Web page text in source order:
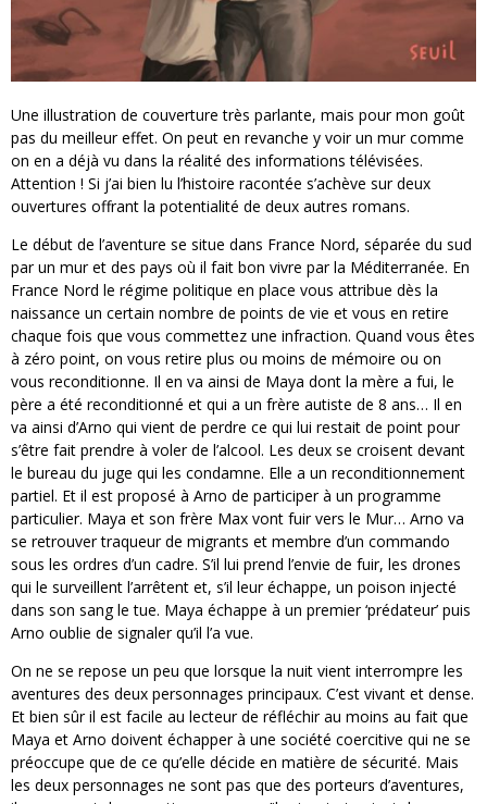
Une illustration de couverture très parlante, mais pour mon goût
pas du meilleur effet. On peut en revanche y voir un mur comme
on en a déjà vu dans la réalité des informations télévisées.
Attention ! Si j’ai bien lu l’histoire racontée s’achève sur deux
ouvertures offrant la potentialité de deux autres romans.
Le début de l’aventure se situe dans France Nord, séparée du sud
par un mur et des pays où il fait bon vivre par la Méditerranée. En
France Nord le régime politique en place vous attribue dès la
naissance un certain nombre de points de vie et vous en retire
chaque fois que vous commettez une infraction. Quand vous êtes
à zéro point, on vous retire plus ou moins de mémoire ou on
vous reconditionne. Il en va ainsi de Maya dont la mère a fui, le
père a été reconditionné et qui a un frère autiste de 8 ans… Il en
va ainsi d’Arno qui vient de perdre ce qui lui restait de point pour
s’être fait prendre à voler de l’alcool. Les deux se croisent devant
le bureau du juge qui les condamne. Elle a un reconditionnement
partiel. Et il est proposé à Arno de participer à un programme
particulier. Maya et son frère Max vont fuir vers le Mur… Arno va
se retrouver traqueur de migrants et membre d’un commando
sous les ordres d’un cadre. S’il lui prend l’envie de fuir, les drones
qui le surveillent l’arrêtent et, s’il leur échappe, un poison injecté
dans son sang le tue. Maya échappe à un premier ‘prédateur’ puis
Arno oublie de signaler qu’il l’a vue.
On ne se repose un peu que lorsque la nuit vient interrompre les
aventures des deux personnages principaux. C’est vivant et dense.
Et bien sûr il est facile au lecteur de réfléchir au moins au fait que
Maya et Arno doivent échapper à une société coercitive qui ne se
préoccupe que de ce qu’elle décide en matière de sécurité. Mais
les deux personnages ne sont pas que des porteurs d’aventures,